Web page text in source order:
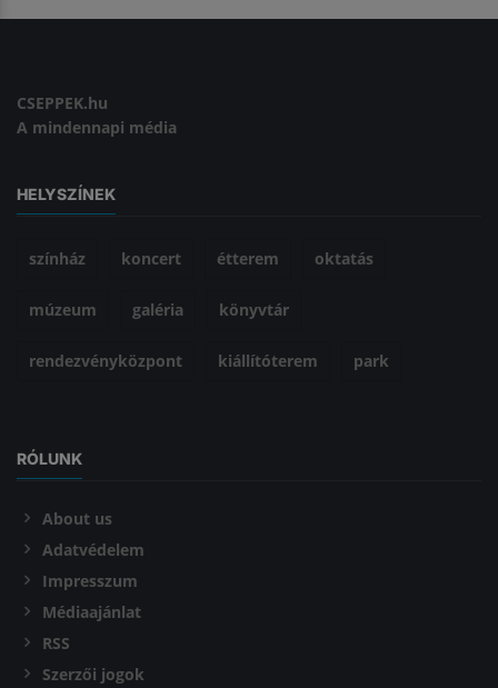
CSEPPEK.hu
A mindennapi média
HELYSZÍNEK
színház koncert étterem oktatás
múzeum galéria könyvtár
rendezvényközpont kiállítóterem park
RÓLUNK
About us
Adatvédelem
Impresszum
Médiaajánlat
RSS
Szerzői jogok